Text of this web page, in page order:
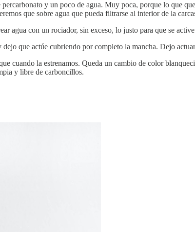
y un poco de agua. Muy poca, porque lo que
que sobre agua que pueda filtrarse al interior de la
agua con un rociador, sin exceso, lo justo para que se
que actúe cubriendo por completo la mancha. Dejo
cuando la estrenamos. Queda un cambio de color
y libre de carboncillos.